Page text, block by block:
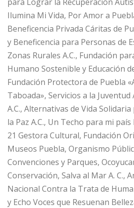
Ilumina Mi Vida, Por Amor a
Beneficencia Privada Cáritas de
y Beneficencia para Personas de
Zonas Rurales A.C., Fundación
Humano Sostenible y Educación
Fundación Protectora de Puebla
Taboada», Servicios a la
A.C., Alternativas de Vida
la Paz A.C., Un Techo para mi
21 Gestora Cultural, Fundación
Museos Puebla, Organismo
Convenciones y Parques,
Conservación, Salva al Mar A. C.,
Nacional Contra la Trata de
y Echo Voces que Resuenan